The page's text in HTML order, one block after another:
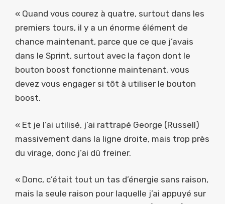
« Quand vous courez à quatre, surtout dans les
premiers tours, il y a un énorme élément de
chance maintenant, parce que ce que j’avais
dans le Sprint, surtout avec la façon dont le
bouton boost fonctionne maintenant, vous
devez vous engager si tôt à utiliser le bouton
boost.
« Et je l’ai utilisé, j’ai rattrapé George (Russell)
massivement dans la ligne droite, mais trop près
du virage, donc j’ai dû freiner.
« Donc, c’était tout un tas d’énergie sans raison,
mais la seule raison pour laquelle j’ai appuyé sur